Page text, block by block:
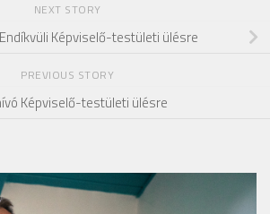
NEXT STORY
Képviselő-testületi ülésre
PREVIOUS STORY
Képviselő-testületi ülésre